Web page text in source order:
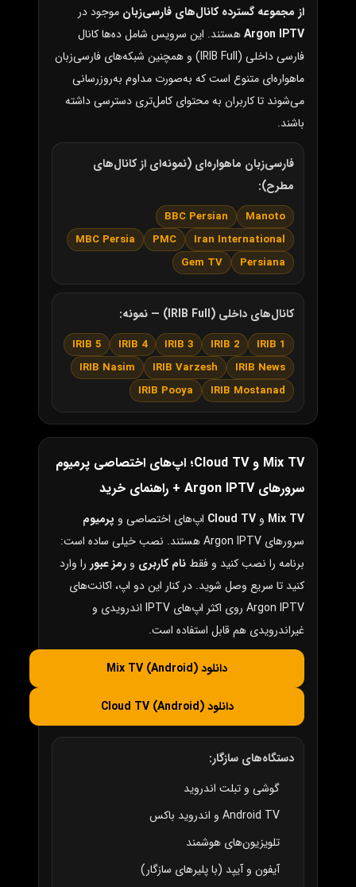
از مجموعه گسترده کانال‌های فارسی‌زبان موجود در
Argon IPTVهستند. این سرویس شامل ده‌ها کانال
فارسی داخلی (IRIB Full) و همچنین شبکه‌های فارسی‌زبان
ماهواره‌ای متنوع است که به‌صورت مداوم به‌روزرسانی
می‌شوند تا کاربران به محتوای کامل‌تری دسترسی داشته
باشند.
فارسی‌زبان ماهواره‌ای (نمونه‌ای از کانال‌های
مطرح):
Manoto
BBC Persian
Iran International
PMC
MBC Persia
Persiana
Gem TV
کانال‌های داخلی (IRIB Full) — نمونه:
IRIB 1
IRIB 2
IRIB 3
IRIB 4
IRIB 5
IRIB News
IRIB Varzesh
IRIB Nasim
IRIB Mostanad
IRIB Pooya
Mix TV و Cloud TV؛ اپ‌های اختصاصی پرمیوم
سرورهای Argon IPTV + راهنمای خرید
Mix TV و Cloud TV اپ‌های اختصاصی و پرمیوم
سرورهای Argon IPTV هستند. نصب خیلی ساده است:
برنامه را نصب کنید و فقط نام کاربری و رمز عبور را وارد
کنید تا سریع وصل شوید. در کنار این دو اپ، اکانت‌های
Argon IPTV روی اکثر اپ‌های IPTV اندرویدی و
غیراندرویدی هم قابل استفاده است.
دانلود Mix TV (Android)
دانلود Cloud TV (Android)
دستگاه‌های سازگار:
گوشی و تبلت اندروید
Android TV و اندروید باکس
تلویزیون‌های هوشمند
آیفون و آیپد (با پلیرهای سازگار)